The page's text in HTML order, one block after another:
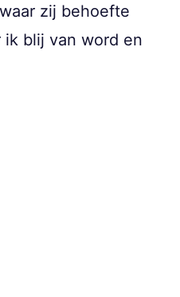
zij behoefte
ik blij van word en